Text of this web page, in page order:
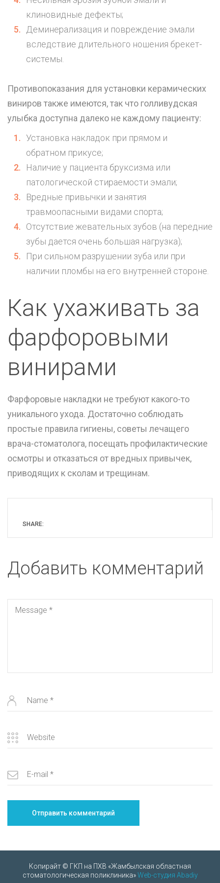
клиновидные дефекты;
Деминерализация и повреждение эмали
вследствие длительного ношения брекет-
системы
Противопоказания для установки керамических
виниров также имеются, так что голливудская
улыбка доступна далеко не каждому пациенту:
Установка накладок при прямом и
обратном прикусе;
Наличие у пациента бруксизма или
патологической стираемости эмали;
Вредные привычки и занятия
травмоопасными видами спорта;
Отсутствие жевательных зубов (на передние
зубы дается очень большая нагрузка);
При сильном разрушении зуба или при
наличии пломбы на его внутренней стороне.
Как ухаживать за
фарфоровыми
винирами
Фарфоровые накладки не требуют какого-то
уникального ухода. Достаточно соблюдать
простые правила гигиены, советы лечащего
врача-стоматолога, посещать профилактические
осмотры и отказаться от вредных привычек,
приводящих к сколам и трещинам.
SHARE:
Добавить комментарий
Копирайт © ГКП на ПХВ «Жамбылская областная
стоматологическая поликлиника»Web-студия Abadiy